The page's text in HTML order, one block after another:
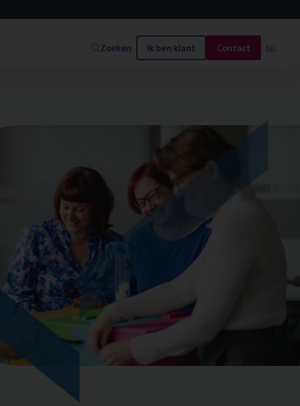
Zoeken Ik ben klant Contact NL